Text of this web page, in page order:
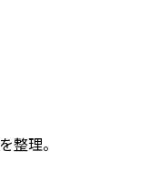
整理。